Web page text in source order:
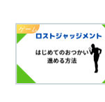
ゲーム